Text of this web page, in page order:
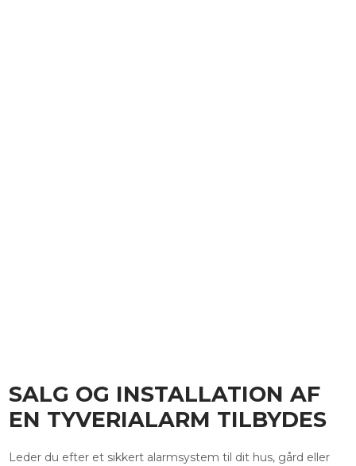
SALG OG INSTALLATION AF
EN TYVERIALARM TILBYDES
Leder du efter et sikkert alarmsystem til dit hus, gård eller